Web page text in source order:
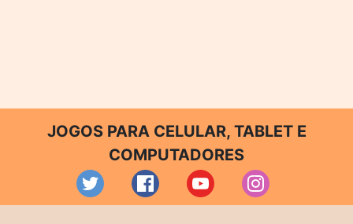
JOGOS PARA CELULAR, TABLET E
COMPUTADORES